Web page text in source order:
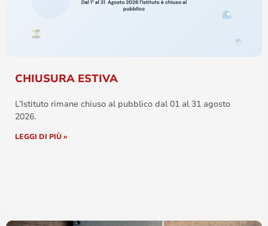
CHIUSURA ESTIVA
L’Istituto rimane chiuso al pubblico dal 01 al 31 agosto
2026.
LEGGI DI PIÙ »